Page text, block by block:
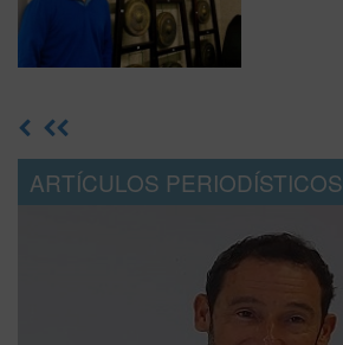
ARTÍCULOS PERIODÍSTICOS